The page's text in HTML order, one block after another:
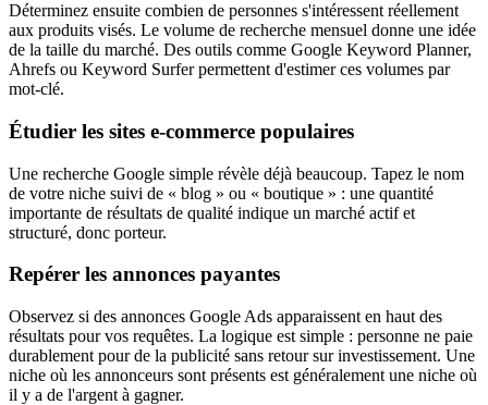
Déterminez ensuite combien de personnes s'intéressent réellement
aux produits visés. Le volume de recherche mensuel donne une idée
de la taille du marché. Des outils comme Google Keyword Planner,
Ahrefs ou Keyword Surfer permettent d'estimer ces volumes par
mot-clé.
Étudier les sites e-commerce populaires
Une recherche Google simple révèle déjà beaucoup. Tapez le nom
de votre niche suivi de « blog » ou « boutique » : une quantité
importante de résultats de qualité indique un marché actif et
structuré, donc porteur.
Repérer les annonces payantes
Observez si des annonces Google Ads apparaissent en haut des
résultats pour vos requêtes. La logique est simple : personne ne paie
durablement pour de la publicité sans retour sur investissement. Une
niche où les annonceurs sont présents est généralement une niche où
il y a de l'argent à gagner.